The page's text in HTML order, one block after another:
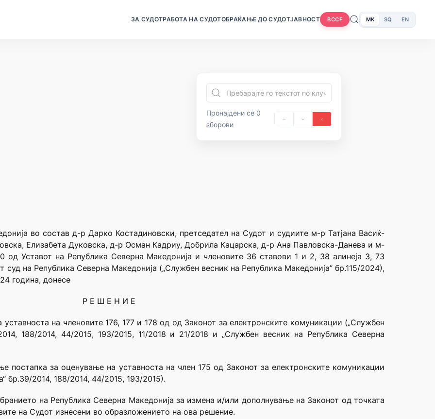
ЗА СУДОТРАБОТА НА СУДОТОБРАЌАЊЕ ДО СУДОТЈАВНОСТ BCCF MK SQ EN
Пронајдени се 0
зборови
во состав д-р Дарко Костадиновски, претседател на Судот и судиите м-р Татјана Васиќ-
Елизабета Дуковска, д-р Осман Кадриу, Добрила Кацарска, д-р Ана Павловска-Данева и м-
од Уставот на Република Северна Македонија и членовите 36 ставови 1 и 2, 38 алинеја 3, 73
суд на Република Северна Македонија („Службен весник на Република Македонија” бр.115/2024),
година, донесе
Р Е Ш Е Н И Е
на членовите 176, 177 и 178 од од Законот за електронските комуникации („Службен
188/2014, 44/2015, 193/2015, 11/2018 и 21/2018 и „Службен весник на Република Северна
постапка за оценување на уставноста на член 175 од Законот за електронските комуникации
бр.39/2014, 188/2014, 44/2015, 193/2015).
на Република Северна Македонија за измена и/или дополнување на Законот од точката
на Судот изнесени во образложението на ова решение.